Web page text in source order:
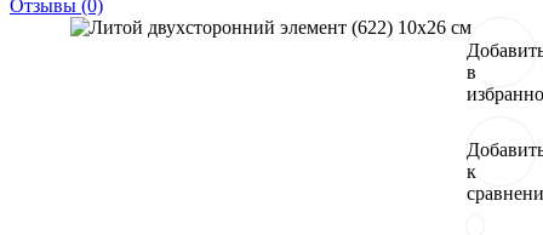
Отзывы (0)
в
к